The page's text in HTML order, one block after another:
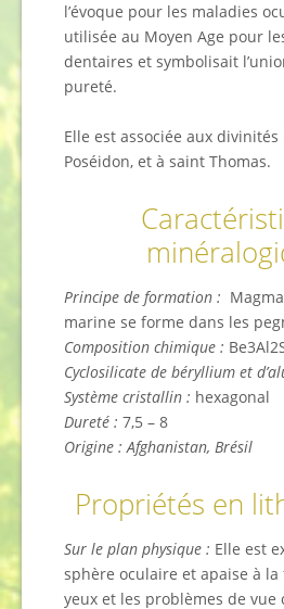
l’évoque pour les maladies
utilisée au Moyen Age pour
dentaires et symbolisait
pureté.
Elle est associée aux
Poséidon, et à saint Thomas.
Principe de formation :
marine se forme dans les
Composition chimique :
Cyclosilicate de béryllium et
Système cristallin : hexagonal
Dureté :7,5 – 8
Origine : Afghanistan, Brésil
Propriétés en
Sur le plan physique : Elle est
sphère oculaire et apaise à
yeux et les problèmes de vue